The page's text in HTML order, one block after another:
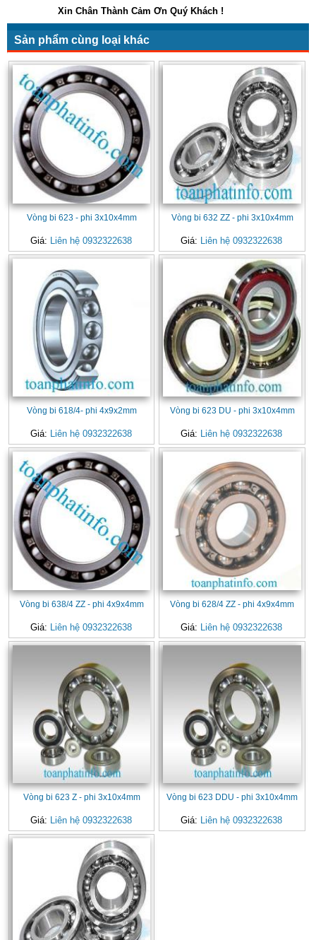
Xin Chân Thành Cảm Ơn Quý Khách !
Sản phẩm cùng loại khác
Vòng bi 623 - phi 3x10x4mm
Giá: Liên hệ 0932322638
Vòng bi 632 ZZ - phi 3x10x4mm
Giá: Liên hệ 0932322638
Vòng bi 618/4- phi 4x9x2mm
Giá: Liên hệ 0932322638
Vòng bi 623 DU - phi 3x10x4mm
Giá: Liên hệ 0932322638
Vòng bi 638/4 ZZ - phi 4x9x4mm
Giá: Liên hệ 0932322638
Vòng bi 628/4 ZZ - phi 4x9x4mm
Giá: Liên hệ 0932322638
Vòng bi 623 Z - phi 3x10x4mm
Giá: Liên hệ 0932322638
Vòng bi 623 DDU - phi 3x10x4mm
Giá: Liên hệ 0932322638